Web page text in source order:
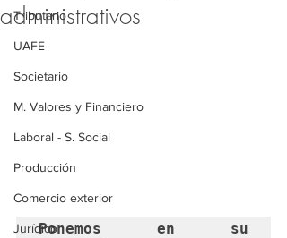
Tributario
UAFE
Societario
M. Valores y Financiero
Laboral - S. Social
Producción
Comercio exterior
Jurídico
administrativos
Ponemos en su